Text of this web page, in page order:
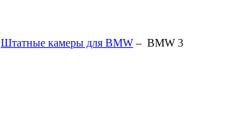
Штатные камеры для BMW – BMW 3